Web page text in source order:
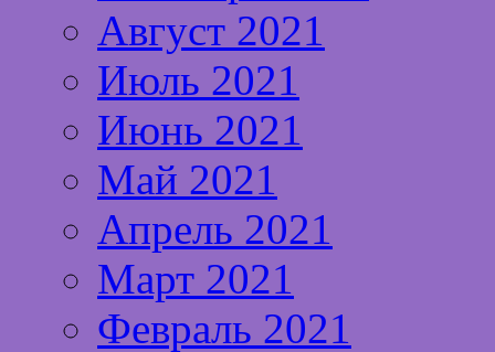
Август 2021
Июль 2021
Июнь 2021
Май 2021
Апрель 2021
Март 2021
Февраль 2021